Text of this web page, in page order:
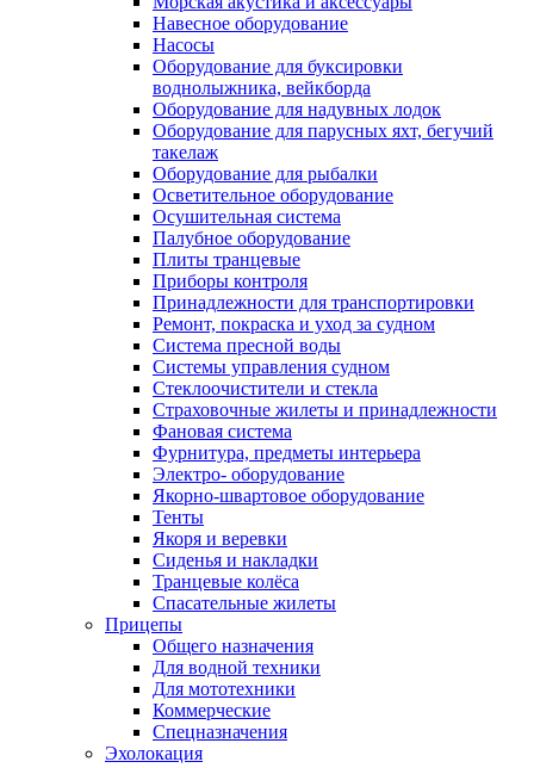
Навесное оборудование
Насосы
Оборудование для буксировки
воднолыжника, вейкборда
Оборудование для надувных лодок
Оборудование для парусных яхт, бегучий
такелаж
Оборудование для рыбалки
Осветительное оборудование
Осушительная система
Палубное оборудование
Плиты транцевые
Приборы контроля
Принадлежности для транспортировки
Ремонт, покраска и уход за судном
Система пресной воды
Системы управления судном
Стеклоочистители и стекла
Страховочные жилеты и принадлежности
Фановая система
Фурнитура, предметы интерьера
Электро- оборудование
Якорно-швартовое оборудование
Тенты
Якоря и веревки
Сиденья и накладки
Транцевые колёса
Спасательные жилеты
Прицепы
Общего назначения
Для водной техники
Для мототехники
Коммерческие
Спецназначения
Эхолокация